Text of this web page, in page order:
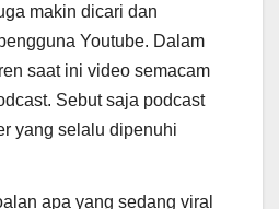
makin dicari dan
Youtube. Dalam
saat ini video semacam
Sebut saja podcast
yang selalu dipenuhi
apa yang sedang viral